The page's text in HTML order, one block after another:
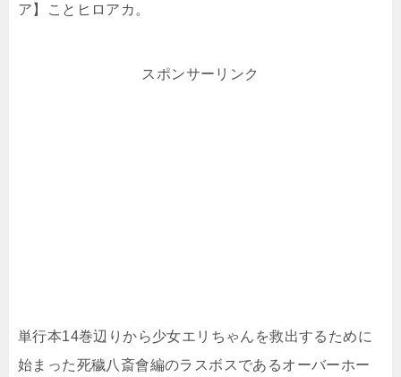
ア】ことヒロアカ。
スポンサーリンク
単行本14巻辺りから少女エリちゃんを救出するために
始まった死穢八斎會編のラスボスであるオーバーホー